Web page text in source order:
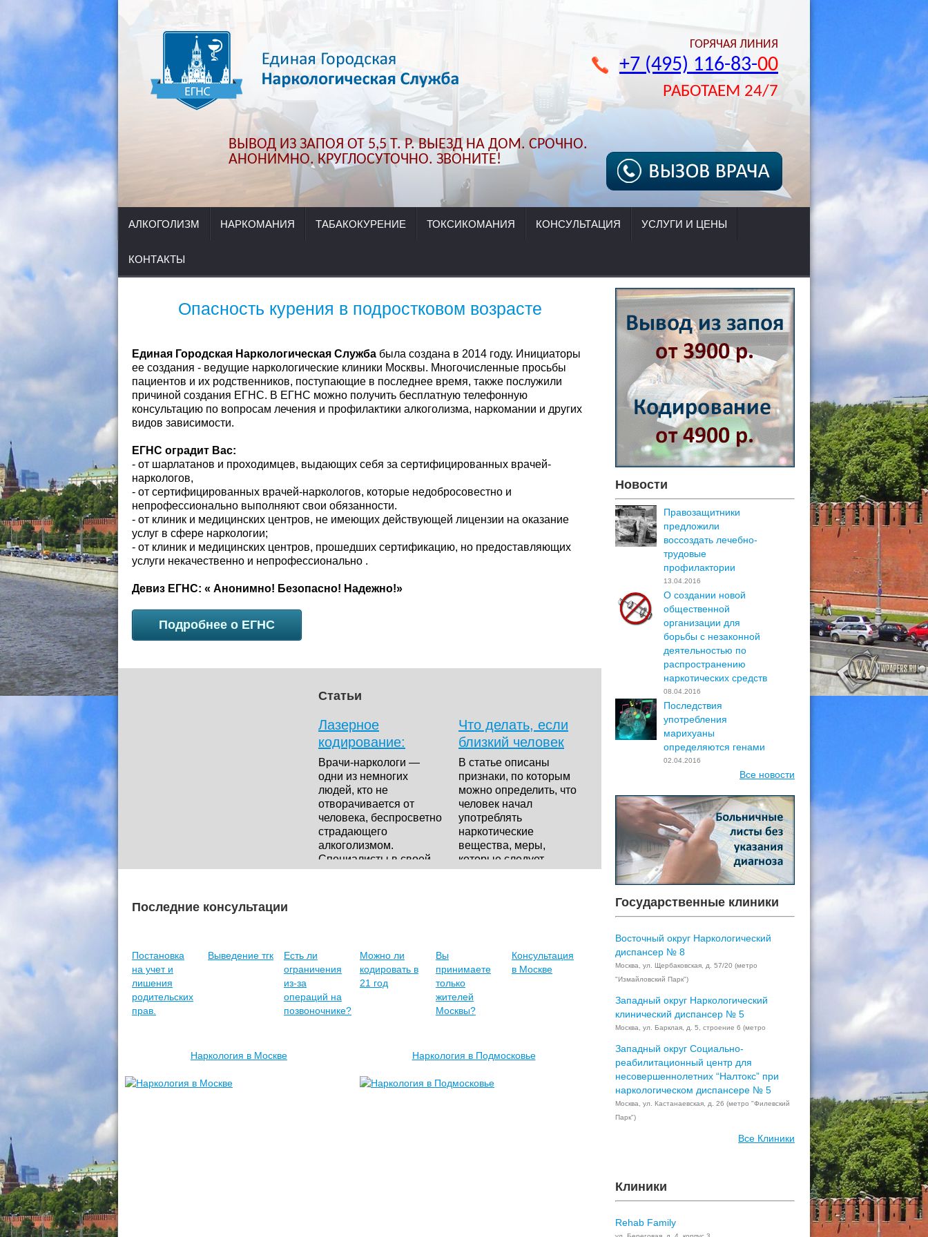
ГОРЯЧАЯ ЛИНИЯ
+7 (495) 116-83-00
РАБОТАЕМ 24/7
ВЫВОД ИЗ ЗАПОЯ ОТ 5,5 Т. Р. ВЫЕЗД НА ДОМ. СРОЧНО.
АНОНИМНО. КРУГЛОСУТОЧНО. ЗВОНИТЕ!
АЛКОГОЛИЗМ НАРКОМАНИЯ ТАБАКОКУРЕНИЕ ТОКСИКОМАНИЯ КОНСУЛЬТАЦИЯ УСЛУГИ И ЦЕНЫ
КОНТАКТЫ
Опасность курения в подростковом возрасте
Единая Городская Наркологическая Служба была создана в 2014 году. Инициаторы
ее создания - ведущие наркологические клиники Москвы. Многочисленные просьбы
пациентов и их родственников, поступающие в последнее время, также послужили
причиной создания ЕГНС. В ЕГНС можно получить бесплатную телефонную
консультацию по вопросам лечения и профилактики алкоголизма, наркомании и других
видов зависимости.
ЕГНС оградит Вас:
- от шарлатанов и проходимцев, выдающих себя за сертифицированных врачей-
наркологов,
- от сертифицированных врачей-наркологов, которые недобросовестно и
непрофессионально выполняют свои обязанности.
- от клиник и медицинских центров, не имеющих действующей лицензии на оказание
услуг в сфере наркологии;
- от клиник и медицинских центров, прошедших сертификацию, но предоставляющих
услуги некачественно и непрофессионально .
Девиз ЕГНС: « Анонимно! Безопасно! Надежно!»
Подробнее о ЕГНС
Статьи
Лазерное
кодирование:
высокая
эффективность при
лечении
алкогольной
зависимости
Врачи-наркологи —
одни из немногих
людей, кто не
отворачивается от
человека, беспросветно
страдающего
алкоголизмом.
Специалисты в своей
нелегкой битве...
Что делать, если
близкий человек
стал
наркозависимым?
В статье описаны
признаки, по которым
можно определить, что
человек начал
употреблять
наркотические
вещества, меры,
которые следует
предпринять родств...
Последние консультации
Постановка
на учет и
лишения
родительских
прав.
Выведение тгк
Есть ли
ограничения
из-за
операций на
позвоночнике?
Можно ли
кодировать в
21 год
Вы
принимаете
только
жителей
Москвы?
Консультация
в Москве
Наркология в Москве Наркология в Подмосковье
Новости
Правозащитники
предложили
воссоздать лечебно-
трудовые
профилактории
13.04.2016
О создании новой
общественной
организации для
борьбы с незаконной
деятельностью по
распространению
наркотических средств
08.04.2016
Последствия
употребления
марихуаны
определяются генами
02.04.2016
Все новости
Государственные клиники
Восточный округ Наркологический
диспансер № 8
Москва, ул. Щербаковская, д. 57/20 (метро
"Измайловский Парк")
Западный округ Наркологический
клинический диспансер № 5
Москва, ул. Барклая, д. 5, строение 6 (метро
Западный округ Социально-
реабилитационный центр для
несовершеннолетних “Налтокс” при
наркологическом диспансере № 5
Москва, ул. Кастанаевская, д. 26 (метро "Филевский
Парк")
Все Клиники
Клиники
Rehab Family